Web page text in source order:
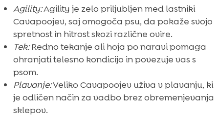
Agility:Agility je zelo priljubljen med lastniki
Cavapoojev, saj omogoča psu, da pokaže svojo
spretnost in hitrost skozi različne ovire.
Tek:Redno tekanje ali hoja po naravi pomaga
ohranjati telesno kondicijo in povezuje vas s
psom.
Plavanje:Veliko Cavapoojev uživa v plavanju, ki
je odličen način za vadbo brez obremenjevanja
sklepov.